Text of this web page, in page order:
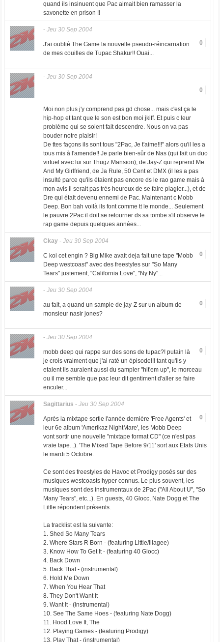
quand ils insinuent que Pac aimait bien ramasser la
savonette en prison !!
- Jeu 30 Sep 2004
0
J'ai oublié The Game la nouvelle pseudo-réincarnation
de mes couilles de Tupac Shakur!! Ouai...
- Jeu 30 Sep 2004
0
Moi non plus j'y comprend pas gd chose... mais c'est ça le
hip-hop et tant que le son est bon moi jkiff. Et puis c leur
problème qui se soient fait descendre. Nous on va pas
bouder notre plaisir!
De ttes façons ils sont tous "2Pac, Je t'aime!!!" alors qu'il les a
tous mis à l'amende!! Je parle bien-sûr de Nas (qui fait un duo
virtuel avec lui sur Thugz Mansion), de Jay-Z qui reprend Me
And My Girlfriend, de Ja Rule, 50 Cent et DMX (il les a pas
insulté parce qu'ils étaient pas encore ds le rao game mais à
mon avis il serait pas très heureux de se faire plagier...), et de
Dre qui était devenu ennemi de Pac. Maintenant c Mobb
Deep. Bon bah voilà ils font comme tt le monde... Seulement
le pauvre 2Pac il doit se retourner ds sa tombe s'il observe le
rap game depuis quelques années...
Ckay- Jeu 30 Sep 2004
0
C koi cet engin ? Big Mike avait deja fait une tape "Mobb
Deep westcoast" avec des freestyles sur "So Many
Tears" justement, "California Love", "Ny Ny"...
- Jeu 30 Sep 2004
0
au fait, a quand un sample de jay-Z sur un album de
monsieur nasir jones?
- Jeu 30 Sep 2004
0
mobb deep qui rappe sur des sons de tupac?! putain là
je crois vraiment que j'ai raté un épisode!!! tant qu'ils y
etaient ils auraient aussi du sampler "hit'em up", le morceau
ou il me semble que pac leur dit gentiment d'aller se faire
enculer...
Sagittarius - Jeu 30 Sep 2004
0
Après la mixtape sortie l'année dernière 'Free Agents' et
leur 6e album 'Amerikaz NightMare', les Mobb Deep
vont sortir une nouvelle "mixtape format CD" (ce n'est pas
vraie tape...). 'The Mixed Tape Before 9/11' sort aux Etats Unis
le mardi 5 Octobre.
Ce sont des freestyles de Havoc et Prodigy posés sur des
musiques westcoasts hyper connus. Le plus souvent, les
musiques sont des instrumentaux de 2Pac ("All About U", "So
Many Tears", etc...). En guests, 40 Glocc, Nate Dogg et The
Little répondent présents.
La tracklist est la suivante:
1. Shed So Many Tears
2. Where Stars R Born - (featuring Little/Illagee)
3. Know How To Get It - (featuring 40 Glocc)
4. Back Down
5. Back That - (instrumental)
6. Hold Me Down
7. When You Hear That
8. They Don't Want It
9. Want It - (instrumental)
10. See The Same Hoes - (featuring Nate Dogg)
11. Hood Love It, The
12. Playing Games - (featuring Prodigy)
13. Play That - (instrumental)